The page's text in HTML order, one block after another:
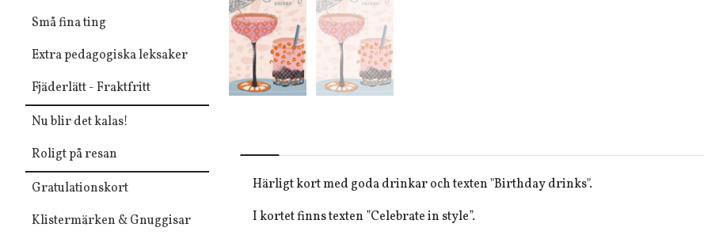
Små fina ting
Extra pedagogiska leksaker
Fjäderlätt - Fraktfritt
Nu blir det kalas!
Roligt på resan
Gratulationskort
Klistermärken & Gnuggisar
Härligt kort med goda drinkar och texten "Birthday drinks".
I kortet finns texten ”Celebrate in style”.